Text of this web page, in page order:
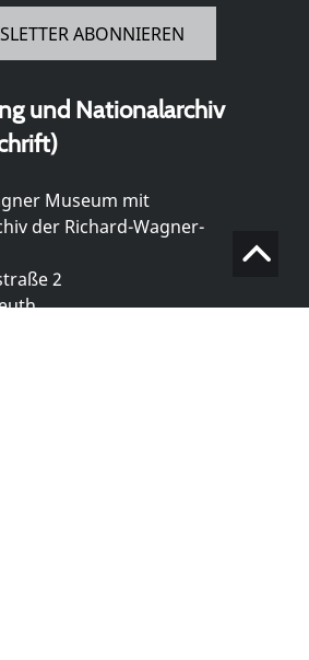
ABONNIEREN
und Nationalarchiv
Museum mit
der Richard-Wagner-
2